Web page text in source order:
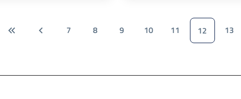
7 8 9 10 11 12 13